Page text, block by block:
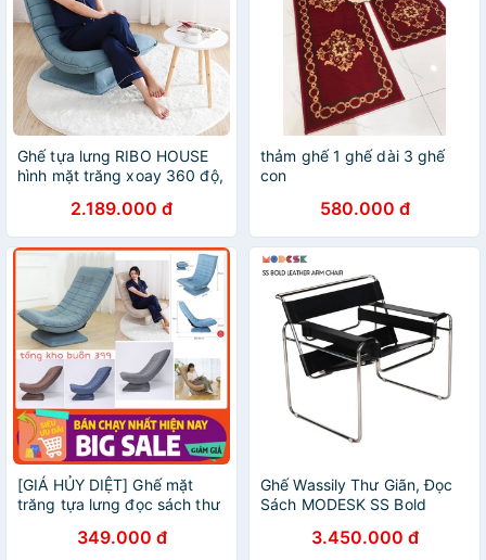
Ghế tựa lưng RIBO HOUSE
hình mặt trăng xoay 360 độ,
trí phòng ngủ phòng khách
cafe RIBO189
2.189.000 đ
thảm ghế 1 ghế dài 3 ghế
con
580.000 đ
[GIÁ HỦY DIỆT] Ghế mặt
trăng tựa lưng đọc sách thư
tư thế xem tivi, nội thất, ghế
349.000 đ
Ghế Wassily Thư Giãn, Đọc
Sách MODESK SS Bold
Inox 304 Vải Simili [phòng
3.450.000 đ